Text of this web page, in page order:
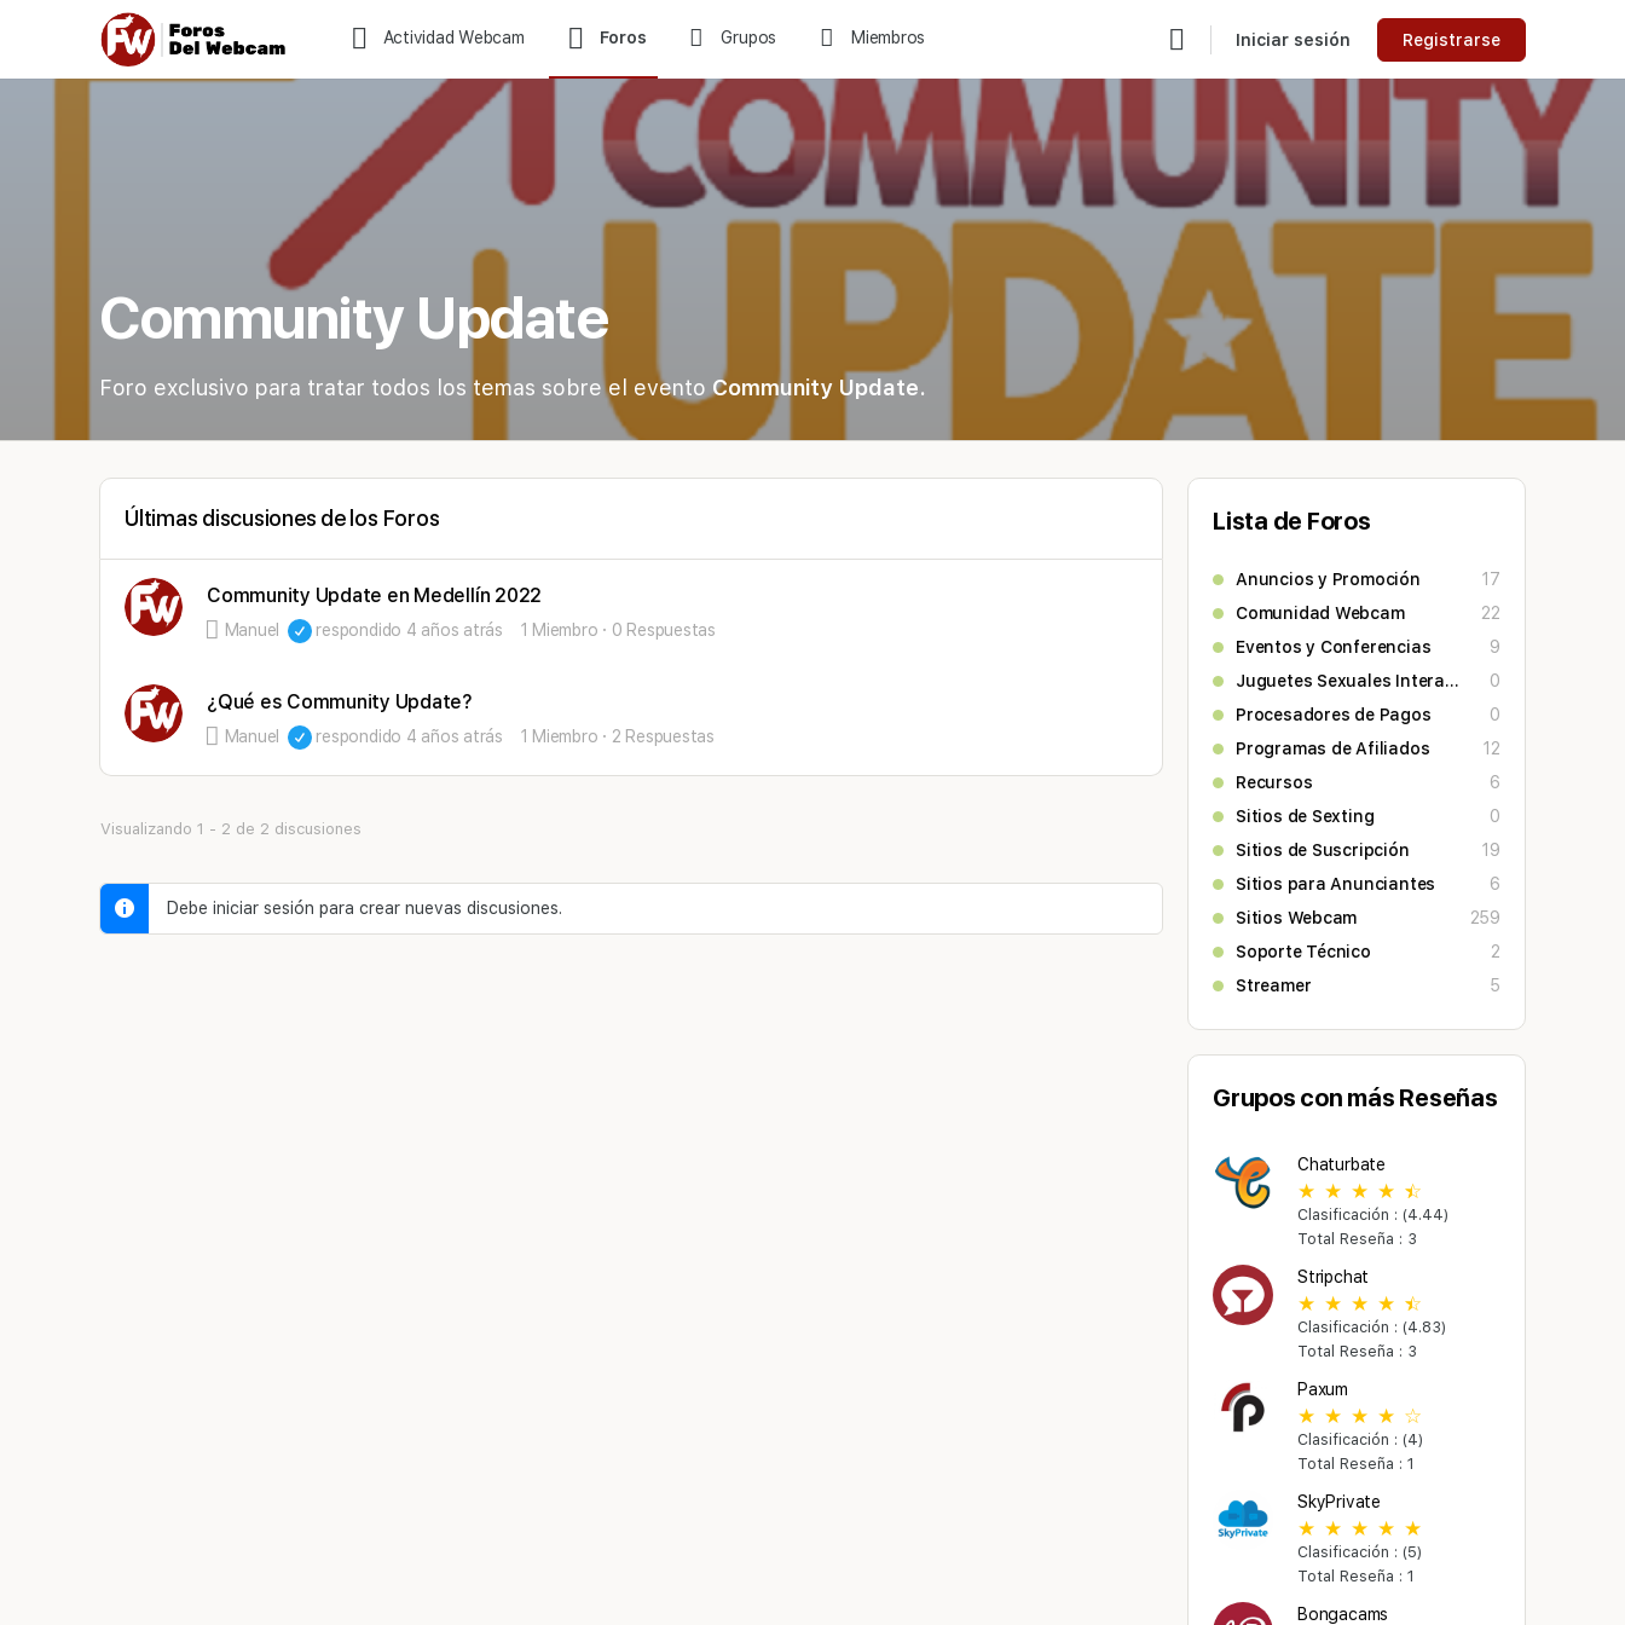
Actividad Webcam Foros Grupos Miembros Iniciar sesión Registrarse
Community Update
Foro exclusivo para tratar todos los temas sobre el evento Community Update.
Últimas discusiones de los Foros
Community Update en Medellín 2022
Manuel respondido 4 años atrás 1 Miembro · 0 Respuestas
¿Qué es Community Update?
Manuel respondido 4 años atrás 1 Miembro · 2 Respuestas
Visualizando 1 - 2 de 2 discusiones
Debe iniciar sesión para crear nuevas discusiones.
Lista de Foros
Anuncios y Promoción
17
Comunidad Webcam
22
Eventos y Conferencias
9
Juguetes Sexuales Interactivos
0
Procesadores de Pagos
0
Programas de Afiliados
12
Recursos
6
Sitios de Sexting
0
Sitios de Suscripción
19
Sitios para Anunciantes
6
Sitios Webcam
259
Soporte Técnico
2
Streamer
5
Grupos con más Reseñas
Chaturbate
Clasificación : (4.44)
Total Reseña : 3
Stripchat
Clasificación : (4.83)
Total Reseña : 3
Paxum
Clasificación : (4)
Total Reseña : 1
SkyPrivate
Clasificación : (5)
Total Reseña : 1
Bongacams